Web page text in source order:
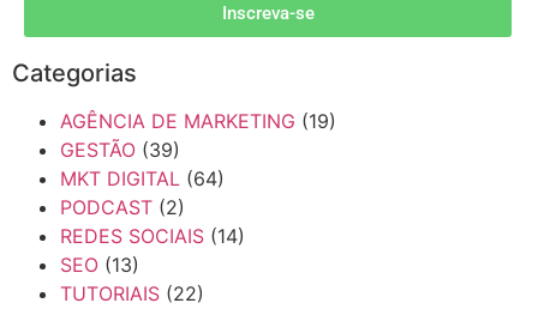
Inscreva-se
Categorias
AGÊNCIA DE MARKETING (19)
GESTÃO (39)
MKT DIGITAL (64)
PODCAST (2)
REDES SOCIAIS (14)
SEO (13)
TUTORIAIS (22)